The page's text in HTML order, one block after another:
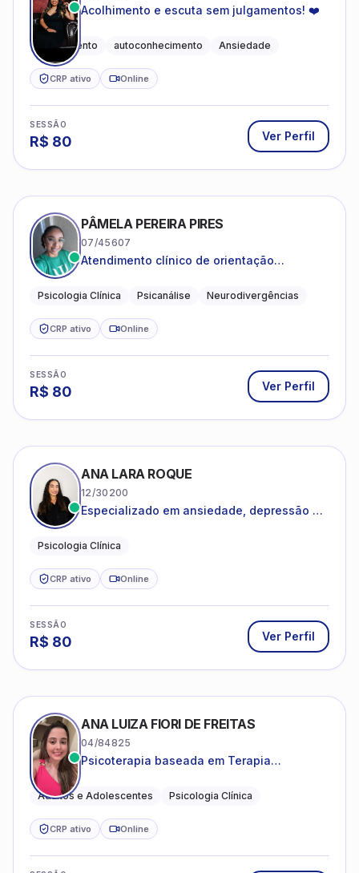
Acolhimento e escuta sem julgamentos! ❤️
Acolhimento autoconhecimento Ansiedade
CRP ativo Online
SESSÃO
R$ 80 Ver Perfil
PÂMELA PEREIRA PIRES
07/45607
Atendimento clínico de orientação
crianças neurotípicas
Psicologia Clínica Psicanálise Neurodivergências
CRP ativo Online
SESSÃO
R$ 80 Ver Perfil
ANA LARA ROQUE
12/30200
Especializado em ansiedade, depressão e
Psicologia Clínica
CRP ativo Online
SESSÃO
R$ 80 Ver Perfil
ANA LUIZA FIORI DE FREITAS
04/84825
Psicoterapia baseada em Terapia
Adultos e Adolescentes Psicologia Clínica
CRP ativo Online